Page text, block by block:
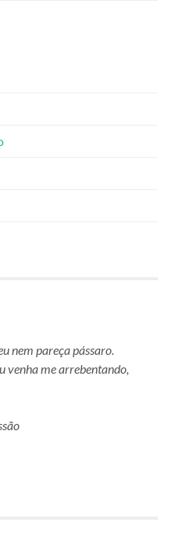
nem pareça pássaro.
venha me arrebentando,